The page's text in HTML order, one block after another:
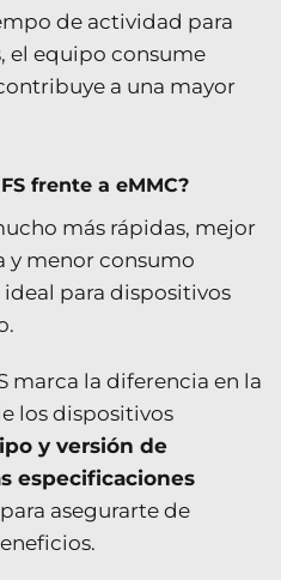
de actividad para
el equipo consume
a una mayor
frente a eMMC?
más rápidas, mejor
y menor consumo
para dispositivos
marca la diferencia en la
los dispositivos
y versión de
especificaciones
para asegurarte de